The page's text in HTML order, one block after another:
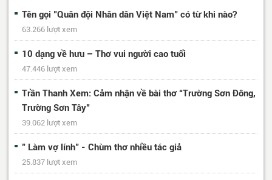
Tên gọi "Quân đội Nhân dân Việt Nam" có từ khi nào?
63.266 lượt xem
10 dạng về hưu – Thơ vui người cao tuổi
47.446 lượt xem
Trần Thanh Xem: Cảm nhận về bài thơ “Trường Sơn Đông,
Trường Sơn Tây”
39.062 lượt xem
" Làm vợ lính" - Chùm thơ nhiều tác giả
25.837 lượt xem